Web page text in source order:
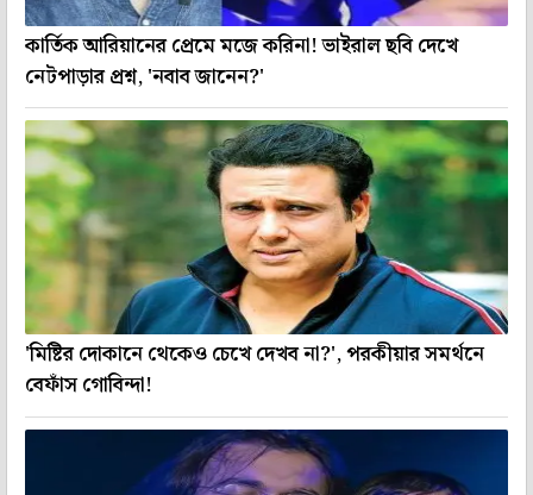
কার্তিক আরিয়ানের প্রেমে মজে করিনা! ভাইরাল ছবি দেখে
নেটপাড়ার প্রশ্ন, 'নবাব জানেন?'
'মিষ্টির দোকানে থেকেও চেখে দেখব না?', পরকীয়ার সমর্থনে
বেফাঁস গোবিন্দা!